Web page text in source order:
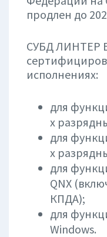
продлен до
СУБД ЛИНТЕР
исполнениях:
для
х
для
х
для
QNX
КПДА);
для
Windows.